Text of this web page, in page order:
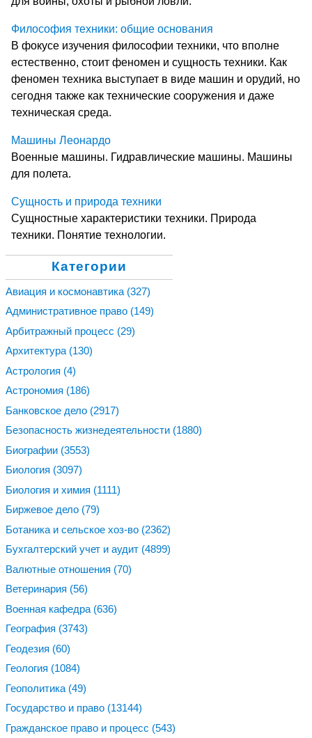
Философия техники: общие основания
В фокусе изучения философии техники, что вполне
естественно, стоит феномен и сущность техники. Как
феномен техника выступает в виде машин и орудий, но
сегодня также как технические сооружения и даже
техническая среда.
Машины Леонардо
Военные машины. Гидравлические машины. Машины
для полета.
Сущность и природа техники
Cущностные характеристики техники. Природа
техники. Понятие технологии.
Категории
Авиация и космонавтика (327)
Административное право (149)
Арбитражный процесс (29)
Архитектура (130)
Астрология (4)
Астрономия (186)
Банковское дело (2917)
Безопасность жизнедеятельности (1880)
Биографии (3553)
Биология (3097)
Биология и химия (1111)
Биржевое дело (79)
Ботаника и сельское хоз-во (2362)
Бухгалтерский учет и аудит (4899)
Валютные отношения (70)
Ветеринария (56)
Военная кафедра (636)
География (3743)
Геодезия (60)
Геология (1084)
Геополитика (49)
Государство и право (13144)
Гражданское право и процесс (543)